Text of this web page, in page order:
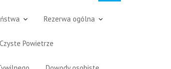
Rezerwa ogólna
Czyste Powietrze